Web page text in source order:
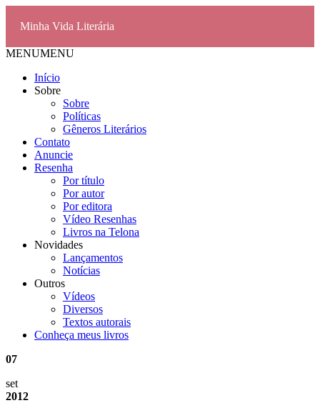
Minha Vida Literária
MENUMENU
Início
Sobre
Sobre
Políticas
Gêneros Literários
Contato
Anuncie
Resenha
Por título
Por autor
Por editora
Vídeo Resenhas
Livros na Telona
Novidades
Lançamentos
Notícias
Outros
Vídeos
Diversos
Textos autorais
Conheça meus livros
07
set
2012